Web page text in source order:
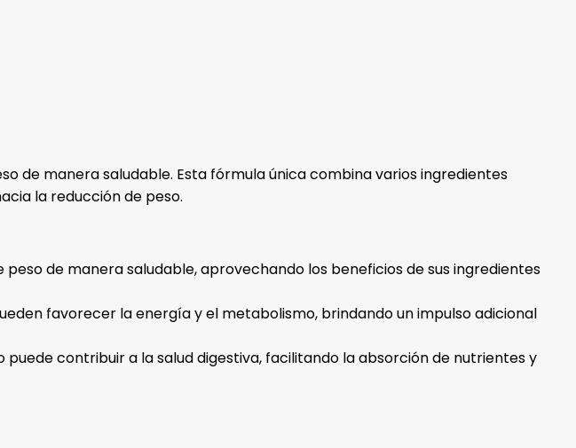
de manera saludable. Esta fórmula única combina varios ingredientes
la reducción de peso.
de manera saludable, aprovechando los beneficios de sus ingredientes
favorecer la energía y el metabolismo, brindando un impulso adicional
contribuir a la salud digestiva, facilitando la absorción de nutrientes y